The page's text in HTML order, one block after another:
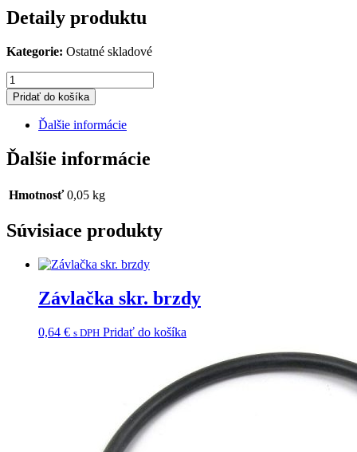
Detaily produktu
Kategorie: Ostatné skladové
množstvo
Skrutka
hor.
550
WT
Pridať do košíka
Ďalšie informácie
Ďalšie informácie
Hmotnosť 0,05 kg
Súvisiace produkty
Závlačka skr. brzdy
0,64 € s DPH Pridať do košíka